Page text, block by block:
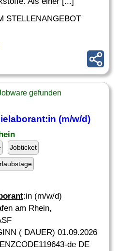
STELLENANGEBOT
gefunden
:in (m/w/d)
Jobticket
:in (m/w/d)
am Rhein,
( DAUER) 01.09.2026
de DE